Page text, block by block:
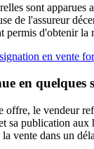
sont apparues
de l'assureur
permis d'obtenir la
en vente
en quelques
offre, le vendeur
sa publication aux
vente dans un